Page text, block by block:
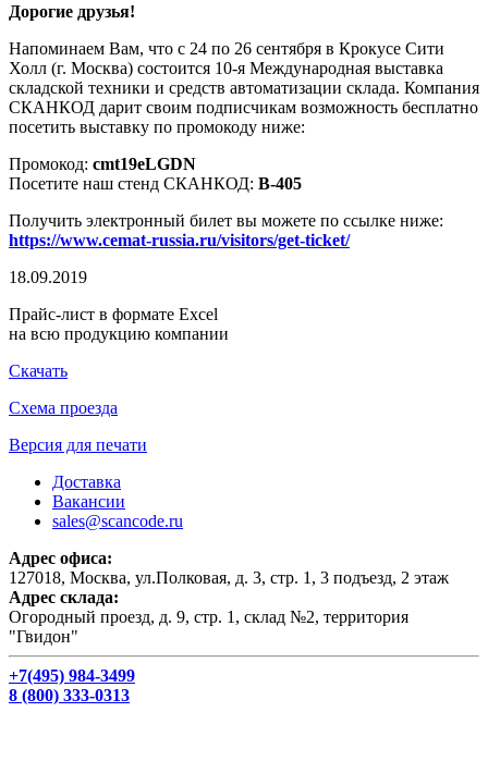
Дорогие друзья!
Напоминаем Вам, что с 24 по 26 сентября в Крокусе Сити
Холл (г. Москва) состоится 10-я Международная выставка
складской техники и средств автоматизации склада. Компания
СКАНКОД дарит своим подписчикам возможность бесплатно
посетить выставку по промокоду ниже:
Промокод: cmt19eLGDN
Посетите наш стенд СКАНКОД: B-405
Получить электронный билет вы можете по ссылке ниже:
https://www.cemat-russia.ru/visitors/get-ticket/
18.09.2019
Прайс-лист в формате Excel
на всю продукцию компании
Скачать
Схема проезда
Версия для печати
Доставка
Вакансии
sales@scancode.ru
Адрес офиса:
127018, Москва, ул.Полковая, д. 3, стр. 1, 3 подъезд, 2 этаж
Адрес склада:
Огородный проезд, д. 9, стр. 1, склад №2, территория
"Гвидон"
+7(495) 984-3499
8 (800) 333-0313